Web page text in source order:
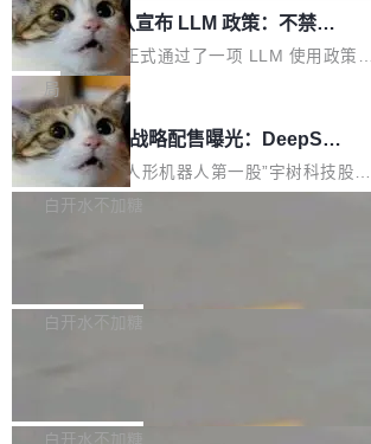
配、功耗与稳定性调优、兼容性测评及统一互联
等内容展开系统讲解和实战交流，帮助企业进一
步了解开源鸿蒙在智能...
Hub 员工 kdaigle 在 HN 讨论中贴出了一组数
据：2025 年全年 10 亿次 commit。现在，每周
2.75 亿次，全年预计 140 亿次。GitHub...
ontinual Harness。在 ARC-AGI 3 基准测试
上，Prime Agent + Opus 5 的组合达到了 95.
5% RHAE Best@1，超过了 ARC 报告的人类专
家基线 95.4%。 不是又一个 coding agent 包装
器 Prime Agent 的架构和市面上大多数 coding
agent 有本质区别。大多数 agent harness 的设
计是基于早期模型的能力—...
Rust 项目团队宣布 LLM 政策：不禁
止，但你要承认哪些代码不是你写的
Rust 语言项目正式通过了一项 LLM 使用政策，
覆盖 rust-lang/rust 单一仓库的代码贡献。这不
是项目级别的官方立场，目前由五个团队采纳，
但它可能是主流开源项目中关于 AI 辅助贡献最
细致的一份规则。 政策的核心只有一句话：LLM
可以用来分析、提炼、审阅、建议，但不能用来
不得生成涉及安全性的关键变更，除非作者本身
局
宇树科技 IPO 战略配售曝光：DeepSe
ek 获配 93.3 万股，锁定 36 个月
8月6日晚间，“人形机器人第一股”宇树科技股份
有限公司披露IPO发行价格及战略配售结果，杭
36个月。 公告显示，本次宇树科技战略配售对
员工参与设立的专项资产管理计划。其中，Dee
白开水不加糖
Bug fixes and enhancements 修复多次传递同
一个回归问题，该问题导致拉取镜像时会拒绝包
白开水不加糖
e 孵化器项目管理委员会（IPMC）投票中获得
白开水不加糖